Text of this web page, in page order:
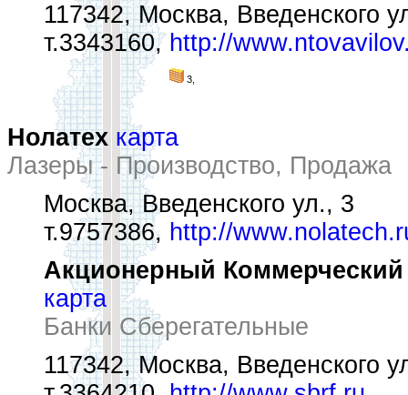
117342, Москва, Введенского
т.3343160, http://
3,
Нолатех карта
Лазеры - Производство, Продажа
Москва, Введенского ул., 3
т.9757386, http://
Акционерный
карта
Банки Сберегательные
117342, Москва, Введенского